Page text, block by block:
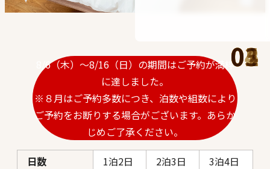
8/6（木）～8/16（日）の期間はご予約が満枠
に達しました。
※８月はご予約多数につき、泊数や組数により
ご予約をお断りする場合がございます。あらか
じめご了承ください。
日数 1泊2日 2泊3日
3泊4日
01
02
03
04
05